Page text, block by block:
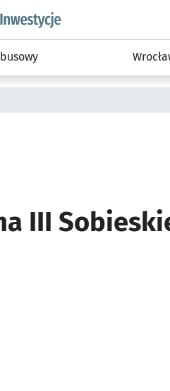
wroclaw.pl podserwis:
III